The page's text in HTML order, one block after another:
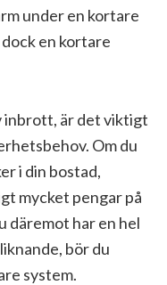
under en kortare
en kortare
inbrott, är det viktigt
Om du
i din bostad,
mycket pengar på
däremot har en hel
bör du
system.